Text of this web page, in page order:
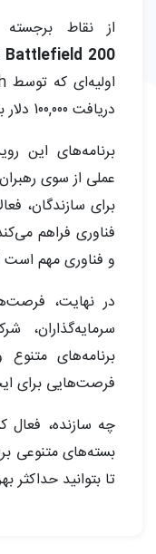
از نقاط
Battlefield 200
دریافت 100,000 دلار بدون سهام رقابت می‌کنند.
برنامه‌های این
عملی از سوی
فناوری فراهم
و فناوری مهم است
در نهایت،
سرمایه‌گذاران،
برنامه‌های
فرصت‌هایی برای
چه سازنده، فعال
بسته‌های متنوعی
تا بتوانید حداکثر